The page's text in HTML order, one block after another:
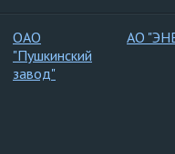
ОАО
"Пушкинский
завод"
АО